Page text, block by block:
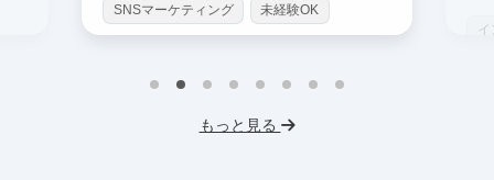
SNSマーケティング 未経験OK
交通費支給
もっと見る